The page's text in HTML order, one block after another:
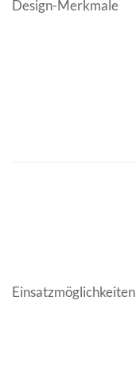
Design-Merkmale
Einsatzmöglichkeiten